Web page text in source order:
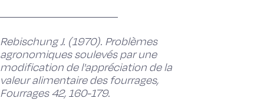
Rebischung J. (1970). Problèmes
agronomiques soulevés par une
modification de l'appréciation de la
valeur alimentaire des fourrages,
Fourrages 42, 160-179.